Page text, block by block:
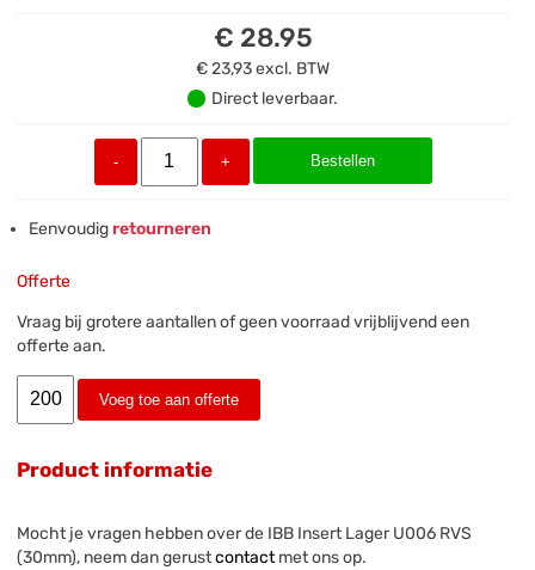
€ 28.95
€ 23,93excl. BTW
Direct leverbaar.
- + Bestellen
Eenvoudigretourneren
Offerte
Vraag bij grotere aantallen of geen voorraad vrijblijvend een
offerte aan.
Voeg toe aan offerte
Product informatie
Mocht je vragen hebben over de IBB Insert Lager U006 RVS
(30mm), neem dan gerustcontactmet ons op.